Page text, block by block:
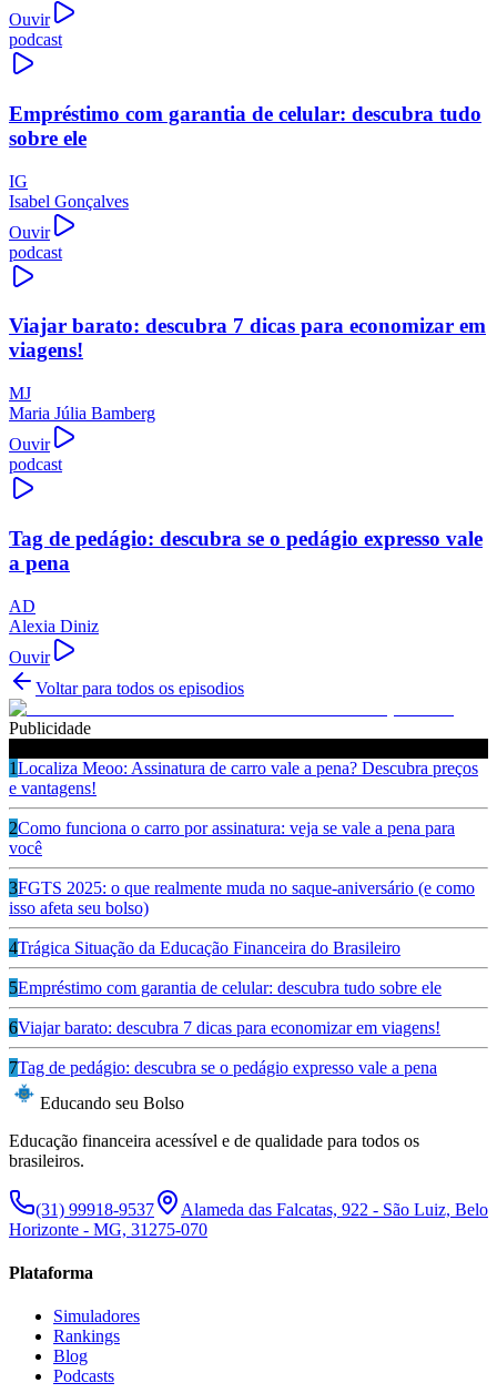
Ouvir
podcast
Empréstimo com garantia de celular: descubra tudo
sobre ele
IG
Isabel Gonçalves
Ouvir
podcast
Viajar barato: descubra 7 dicas para economizar em
viagens!
MJ
Maria Júlia Bamberg
Ouvir
podcast
Tag de pedágio: descubra se o pedágio expresso vale
a pena
AD
Alexia Diniz
Ouvir
Voltar para todos os episodios
Publicidade
1Localiza Meoo: Assinatura de carro vale a pena? Descubra preços
e vantagens!
2Como funciona o carro por assinatura: veja se vale a pena para
você
3FGTS 2025: o que realmente muda no saque-aniversário (e como
isso afeta seu bolso)
4Trágica Situação da Educação Financeira do Brasileiro
5Empréstimo com garantia de celular: descubra tudo sobre ele
6Viajar barato: descubra 7 dicas para economizar em viagens!
7Tag de pedágio: descubra se o pedágio expresso vale a pena
Educando seu Bolso
Educação financeira acessível e de qualidade para todos os
brasileiros.
(31) 99918-9537
Alameda das Falcatas, 922 - São Luiz, Belo
Horizonte - MG, 31275-070
Plataforma
Simuladores
Rankings
Blog
Podcasts